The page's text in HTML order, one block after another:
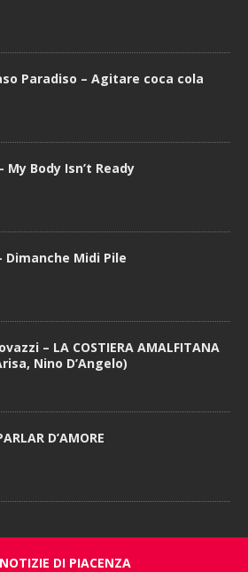
Paradiso – Agitare coca cola
My Body Isn’t Ready
Dimanche Midi Pile
– LA COSTIERA AMALFITANA
Nino D’Angelo)
D’AMORE
DI PIACENZA